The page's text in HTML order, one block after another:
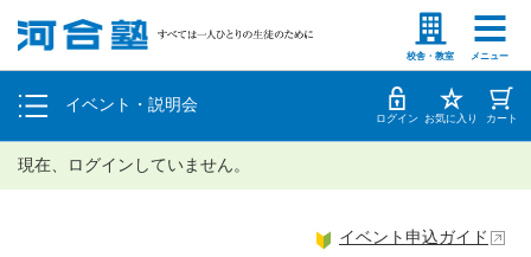
校舎・教室 メニュー
塾生の方 高等学校の先生
イベント・説明会
個別相談
体験授業 ログイン お気に入り カート
現在、ログインしていません。
イベント申込ガイド